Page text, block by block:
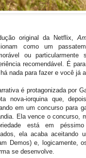
original da Netflix,
como um
ou
recomendável. É
nada para fazer e você já
é protagonizada por
nova-iorquina que,
em um concurso para
Ela vence o concurso,
está em
ela acaba aceitando
Demos) e, logicamente,
se desenvolve.